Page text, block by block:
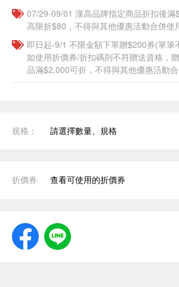
07/29-09/01 漢高品牌指定商品折扣後滿
高限折$80，不得與其他優惠活動合併使
即日起-9/1 不限金額下單贈$200券(單筆
如使用折價券/折扣碼則不符贈送資格，
品滿$2,000可折，不得與其他優惠活動
規格： 請選擇數量、規格
折價券 查看可使用的折價券